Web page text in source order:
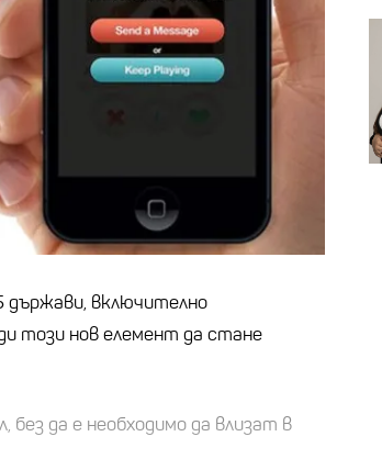
държави, включително
този нов елемент да стане
да е необходимо да влизат в